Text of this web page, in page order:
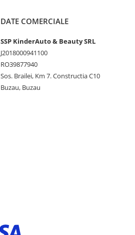
DATE COMERCIALE
SSP KinderAuto & Beauty SRL
J2018000941100
RO39877940
Sos. Brailei, Km 7. Constructia C10
Buzau, Buzau